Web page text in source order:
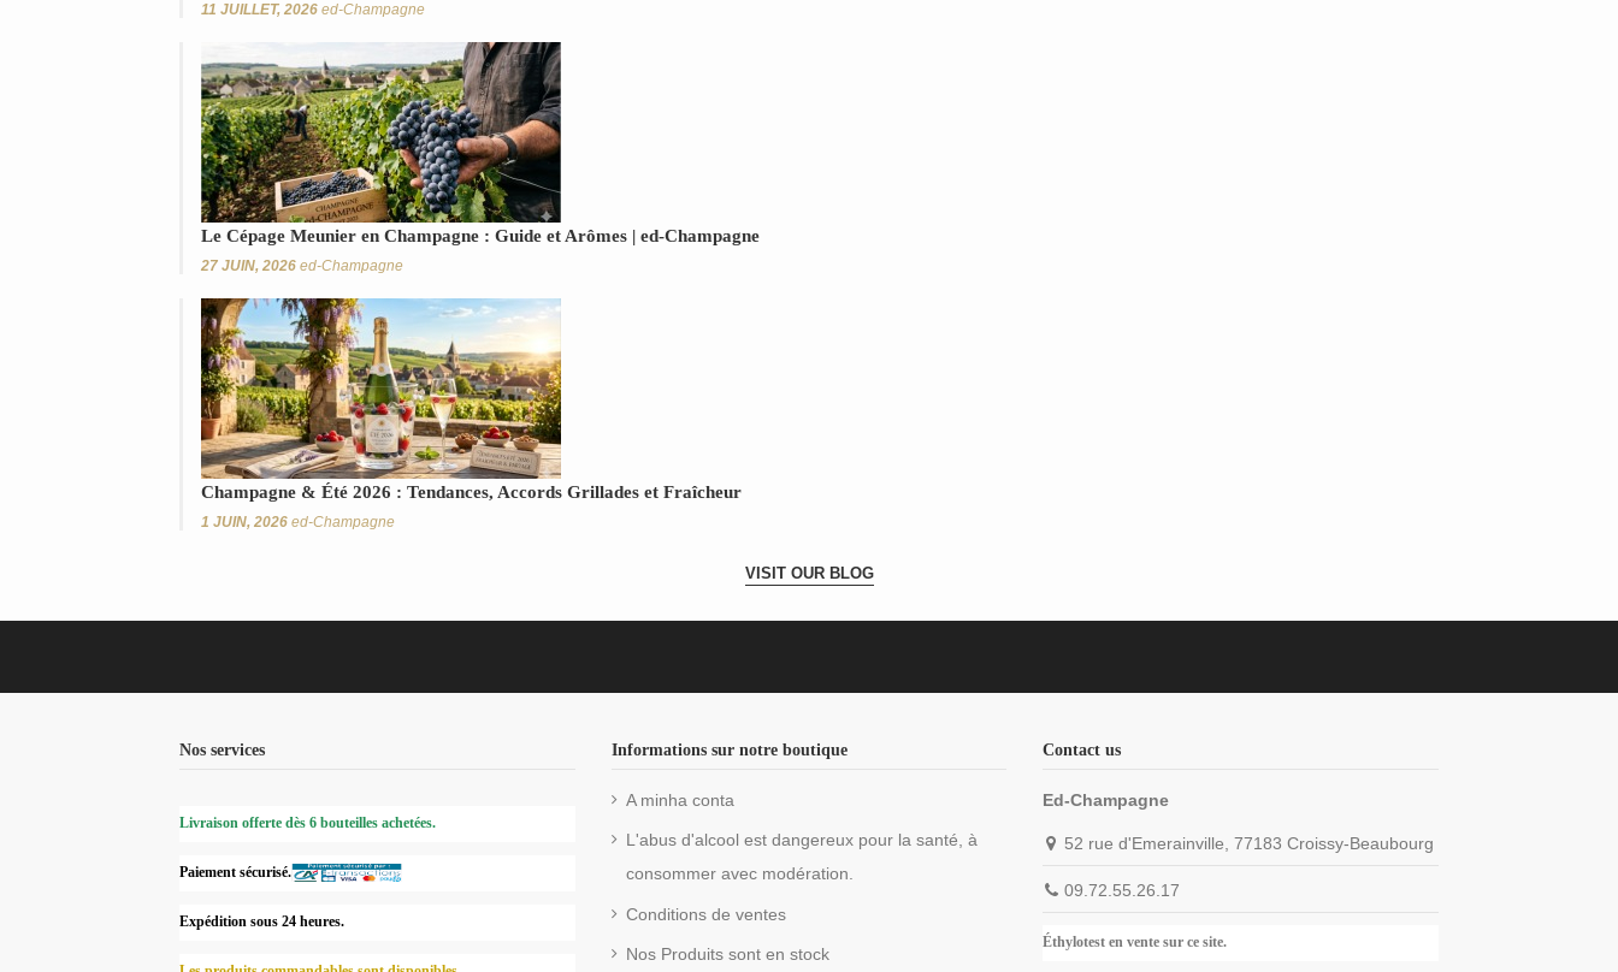
11 JUILLET, 2026 ed-Champagne
Le Cépage Meunier en Champagne : Guide et Arômes | ed-Champagne
27 JUIN, 2026 ed-Champagne
Champagne & Été 2026 : Tendances, Accords Grillades et Fraîcheur
1 JUIN, 2026 ed-Champagne
VISIT OUR BLOG
Nos services
Livraison offerte dès 6 bouteilles achetées.
Paiement sécurisé.
Expédition sous 24 heures.
Informations sur notre boutique
A minha conta
L'abus d'alcool est dangereux pour la santé, à
consommer avec modération.
Conditions de ventes
Nos Produits sont en stock
Contact us
Ed-Champagne
52 rue d'Emerainville, 77183 Croissy-Beaubourg
09.72.55.26.17
Éthylotest en vente sur ce site.